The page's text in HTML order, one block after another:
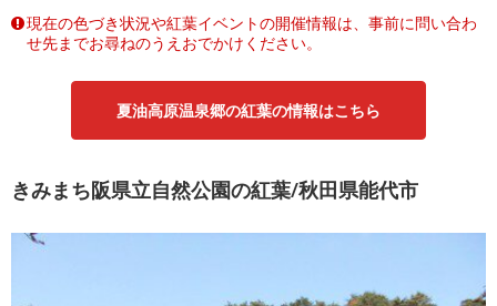
現在の色づき状況や紅葉イベントの開催情報は、事前に問い合わ
せ先までお尋ねのうえおでかけください。
夏油高原温泉郷の紅葉の情報はこちら
きみまち阪県立自然公園の紅葉/秋田県能代市